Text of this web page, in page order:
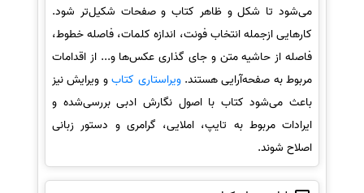
می‌شود تا شکل و ظاهر کتاب و صفحات شکیل‌تر شود.
کارهایی ازجمله انتخاب فونت، اندازه کلمات، فاصله خطوط،
فاصله از حاشیه متن و جای گذاری عکس‌ها و... از اقدامات
مربوط به صفحه‌آرایی هستند.ویراستاری کتابو ویرایش نیز
باعث می‌شود کتاب با اصول نگارش ادبی بررسی‌شده و
ایرادات مربوط به تایپ، املایی، گرامری و دستور زبانی
اصلاح شوند.